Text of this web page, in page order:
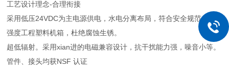
工艺设计理念-合理衔接
采用低压24VDC为主电源供电，水电分离布局，符合安全规范，高
强度工程塑料机箱，杜绝腐蚀生锈。
超低辐射。采用xian进的电磁兼容设计，抗干扰能力强，噪音小等。
管件、接头均获NSF 认证